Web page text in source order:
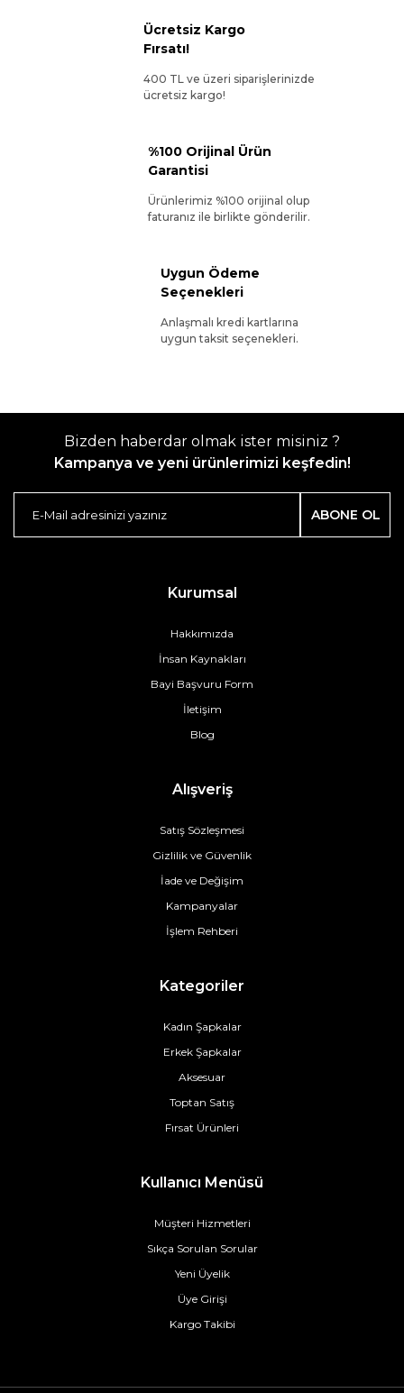
Ücretsiz Kargo
Fırsatı!
400 TL ve üzeri siparişlerinizde
ücretsiz kargo!
%100 Orijinal Ürün
Garantisi
Ürünlerimiz %100 orijinal olup
faturanız ile birlikte gönderilir.
Uygun Ödeme
Seçenekleri
Anlaşmalı kredi kartlarına
uygun taksit seçenekleri.
Bizden haberdar olmak ister misiniz ?
Kampanya ve yeni ürünlerimizi keşfedin!
ABONE OL
Kurumsal
Hakkımızda
İnsan Kaynakları
Bayi Başvuru Form
İletişim
Blog
Alışveriş
Satış Sözleşmesi
Gizlilik ve Güvenlik
İade ve Değişim
Kampanyalar
İşlem Rehberi
Kategoriler
Kadın Şapkalar
Erkek Şapkalar
Aksesuar
Toptan Satış
Fırsat Ürünleri
Kullanıcı Menüsü
Müşteri Hizmetleri
Sıkça Sorulan Sorular
Yeni Üyelik
Üye Girişi
Kargo Takibi